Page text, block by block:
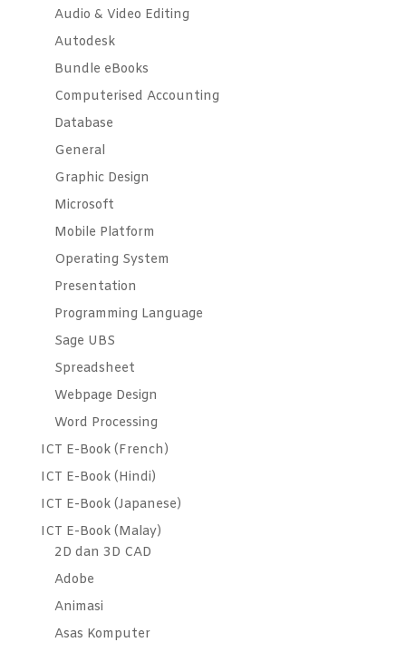
Audio & Video Editing
Autodesk
Bundle eBooks
Computerised Accounting
Database
General
Graphic Design
Microsoft
Mobile Platform
Operating System
Presentation
Programming Language
Sage UBS
Spreadsheet
Webpage Design
Word Processing
ICT E-Book (French)
ICT E-Book (Hindi)
ICT E-Book (Japanese)
ICT E-Book (Malay)
2D dan 3D CAD
Adobe
Animasi
Asas Komputer